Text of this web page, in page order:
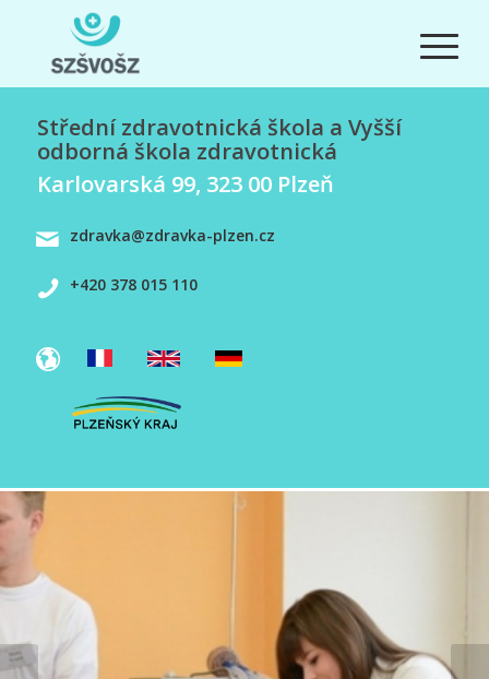
Střední zdravotnická škola a Vyšší
odborná škola zdravotnická
Karlovarská 99, 323 00 Plzeň
zdravka@zdravka-plzen.cz
+420 378 015 110